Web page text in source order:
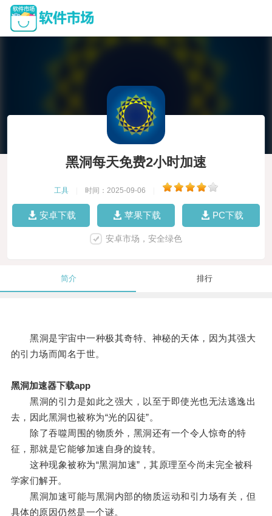
黑洞每天免费2小时加速
工具 时间：2025-09-06
安卓下载 苹果下载 PC下载
安卓市场，安全绿色
简介 排行
黑洞是宇宙中一种极其奇特、神秘的天体，因为其强大
的引力场而闻名于世。
黑洞加速器下载app
黑洞的引力是如此之强大，以至于即使光也无法逃逸出
去，因此黑洞也被称为“光的囚徒”。
除了吞噬周围的物质外，黑洞还有一个令人惊奇的特
征，那就是它能够加速自身的旋转。
这种现象被称为“黑洞加速”，其原理至今尚未完全被科
学家们解开。
黑洞加速可能与黑洞内部的物质运动和引力场有关，但
具体的原因仍然是一个谜。